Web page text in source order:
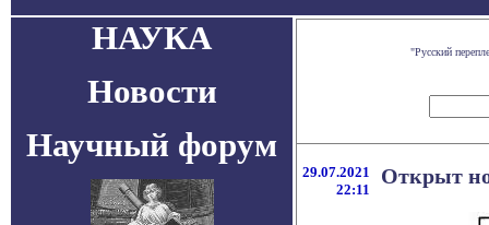
НАУКА
Новости
Научный форум
"Русский
29.07.2021
22:11
Открыт